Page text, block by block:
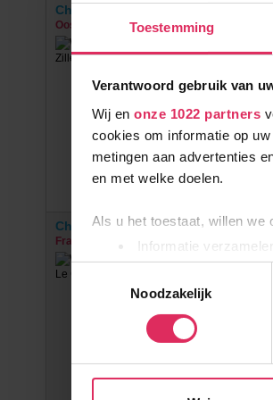
Toestemming
Verantwoord gebruik van
Wij en onze 1022 partners
cookies om informatie op
metingen aan advertenties
en met welke doelen.
Als u het toestaat, willen we
Informatie
Uw apparaat
Lees meer over hoe uw
toestemming op elk
social media te bieden en
Noodzakelijk
Chalet Marie
Oostenrijk Mayrhofen
Chalet Grand Massif
Frankrijk Morillon